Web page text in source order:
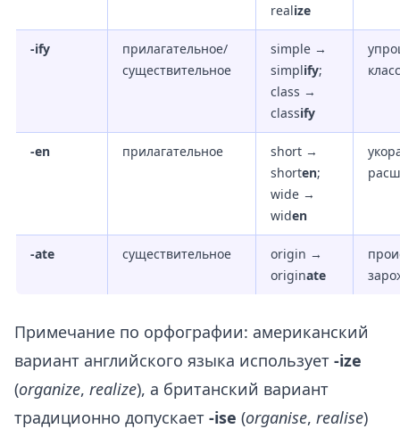
realize
-ify
прилагательное/
существительное
simple →
simplify;
class →
classify
-en прилагательное
short →
shorten;
wide →
widen
-ate существительное
origin →
originate
Примечание по орфографии: американский
вариант английского языка использует -ize
(organize, realize), а британский вариант
традиционно допускает -ise (organise, realise)